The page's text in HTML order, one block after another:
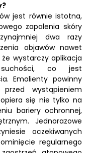
jest równie istotna,
zapalenia skóry
dwa razy
objawów nawet
wystarczy aplikacja
co jest
Emolienty powinny
wystąpieniem
się nie tylko na
bariery ochronnej,
Jednorazowe
oczekiwanych
regularnego